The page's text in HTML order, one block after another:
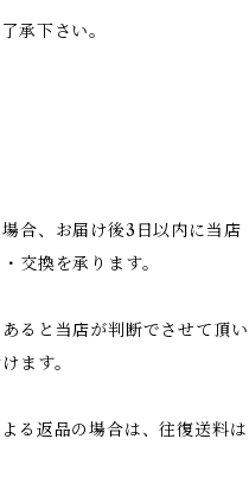
承下さい。
合、お届け後3日以内に当店
交換を承ります。
ると当店が判断でさせて頂い
ます。
る返品の場合は、往復送料は